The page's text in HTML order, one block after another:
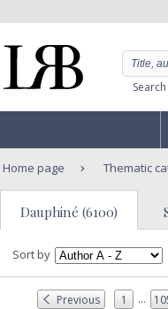
Home page Thematic
Dauphiné (6100)
Sort by
Previous 1 ...